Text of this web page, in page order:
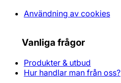
Användning av cookies
Vanliga frågor
Produkter & utbud
Hur handlar man från oss?